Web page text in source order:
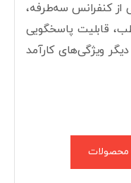
از کنفرانس سه‌طرفه،
با ظرفیت ۲۰۰۰ مخاطب، قابلیت پاسخگویی
ویژگی‌های کارآمد